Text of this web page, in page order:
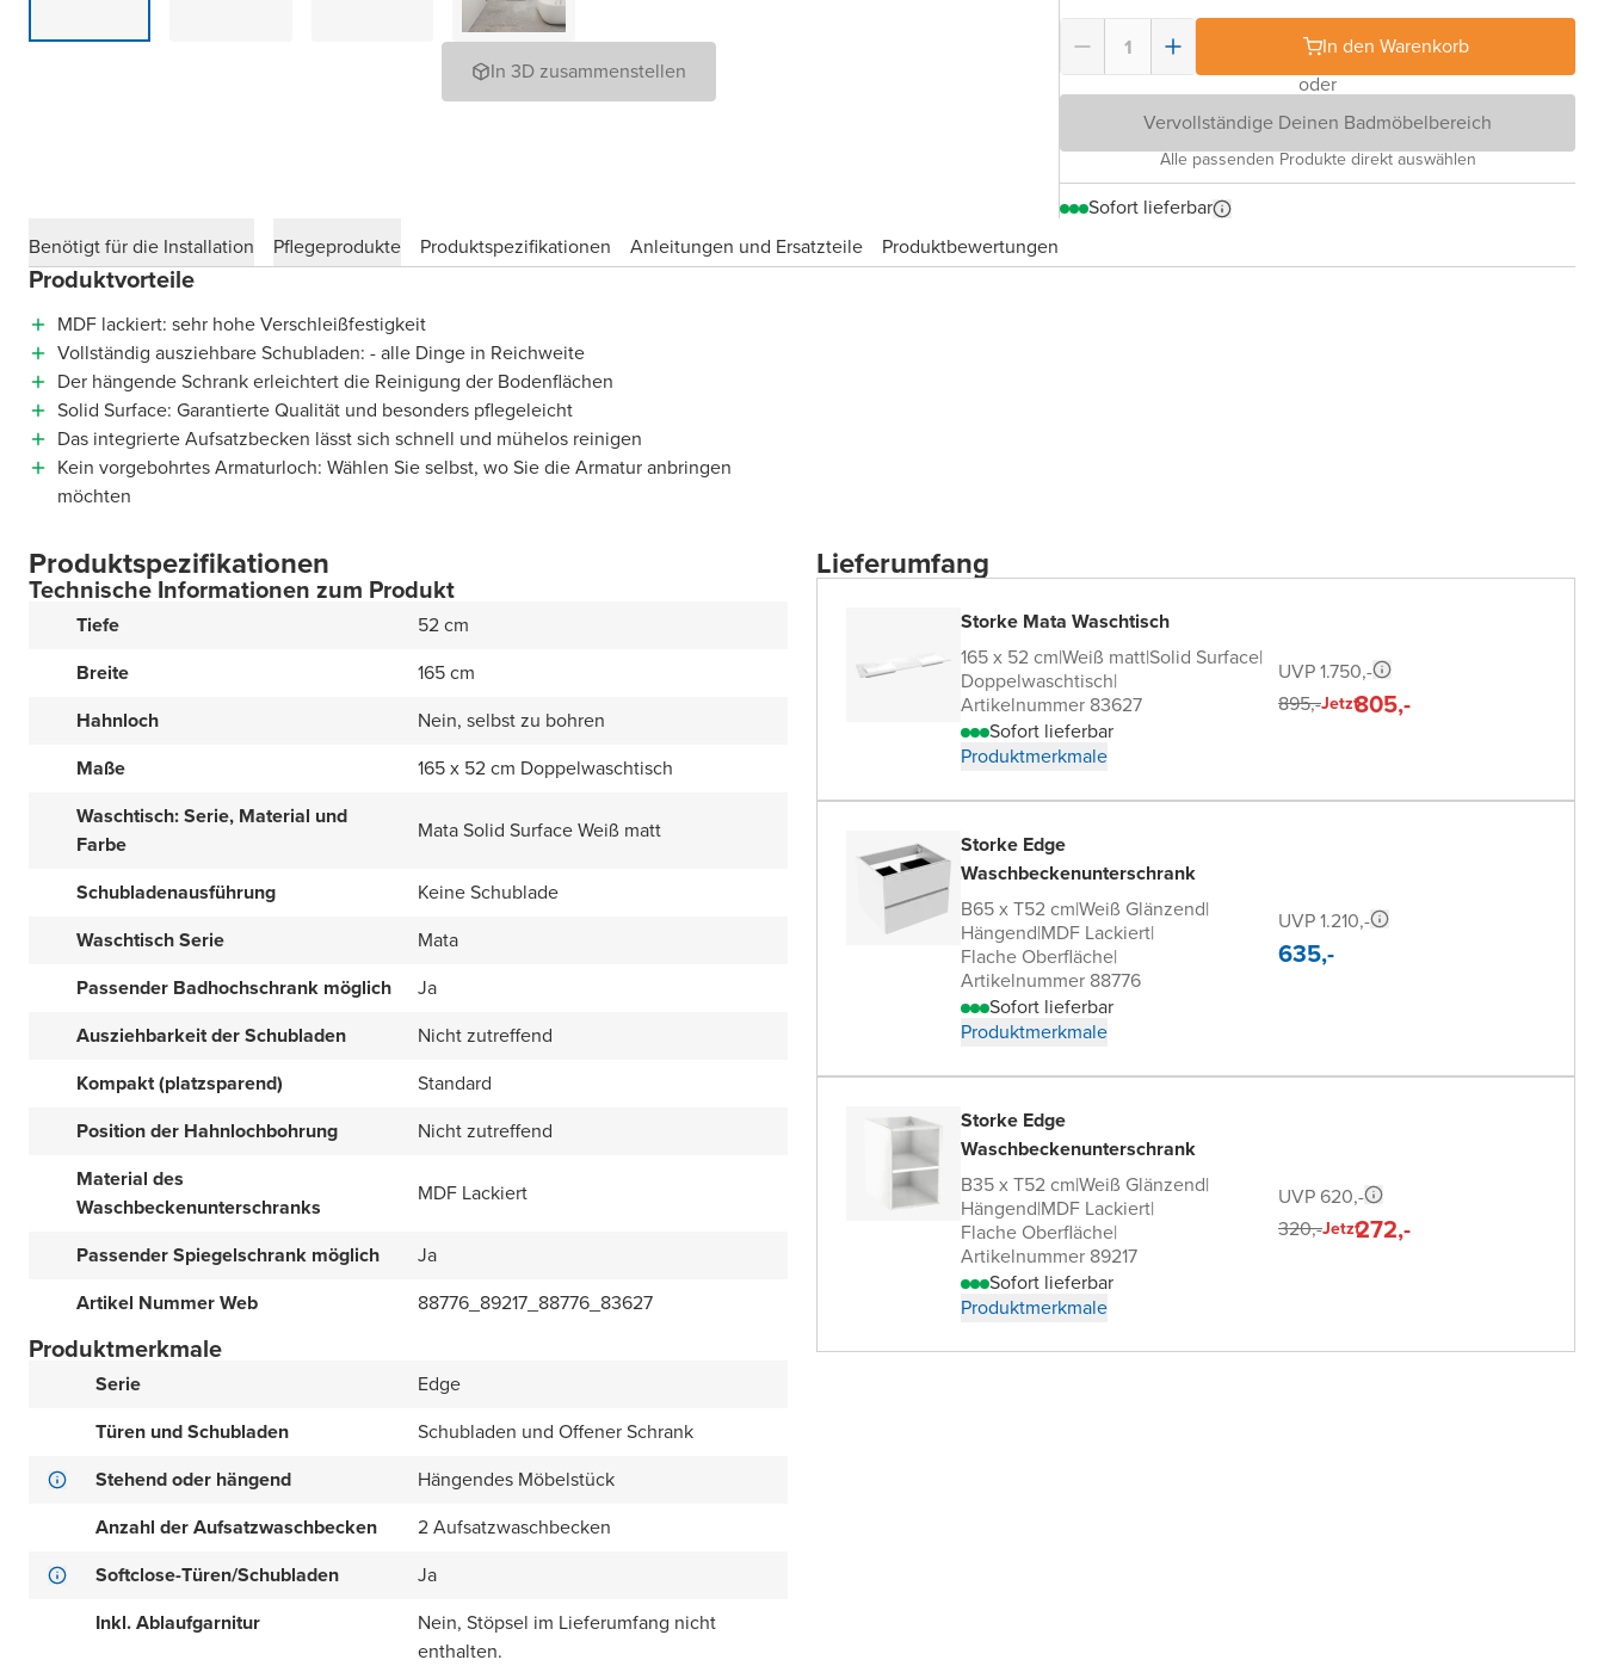
In 3D zusammenstellen
In den Warenkorb
oder
Vervollständige Deinen Badmöbelbereich
Alle passenden Produkte direkt auswählen
Sofort lieferbar
Benötigt für die Installation
Pflegeprodukte Produktspezifikationen Anleitungen und Ersatzteile Produktbewertungen
Produktvorteile
MDF lackiert: sehr hohe Verschleißfestigkeit
Vollständig ausziehbare Schubladen: - alle Dinge in Reichweite
Der hängende Schrank erleichtert die Reinigung der Bodenflächen
Solid Surface: Garantierte Qualität und besonders pflegeleicht
Das integrierte Aufsatzbecken lässt sich schnell und mühelos reinigen
Kein vorgebohrtes Armaturloch: Wählen Sie selbst, wo Sie die Armatur anbringen
möchten
Produktspezifikationen
Technische Informationen zum Produkt
Tiefe
52 cm
Breite
165 cm
Hahnloch
Nein, selbst zu bohren
Maße
165 x 52 cm Doppelwaschtisch
Waschtisch: Serie, Material und
Farbe
Mata Solid Surface Weiß matt
Schubladenausführung
Keine Schublade
Waschtisch Serie
Mata
Passender Badhochschrank möglich
Ja
Ausziehbarkeit der Schubladen
Nicht zutreffend
Kompakt (platzsparend)
Standard
Position der Hahnlochbohrung
Nicht zutreffend
Material des
Waschbeckenunterschranks
MDF Lackiert
Passender Spiegelschrank möglich
Ja
Artikel Nummer Web
88776_89217_88776_83627
Produktmerkmale
Serie
Edge
Türen und Schubladen
Schubladen und Offener Schrank
Stehend oder hängend
Hängendes Möbelstück
Anzahl der Aufsatzwaschbecken
2 Aufsatzwaschbecken
Softclose-Türen/Schubladen
Ja
Inkl. Ablaufgarnitur
Nein, Stöpsel im Lieferumfang nicht
enthalten.
Lieferumfang
Storke Mata Waschtisch
165 x 52 cm|Weiß matt|Solid Surface|
Doppelwaschtisch|
Artikelnummer 83627
Sofort lieferbar
Produktmerkmale
UVP 1.750,-
895,-Jetzt805,-
Storke Edge
Waschbeckenunterschrank
B65 x T52 cm|Weiß Glänzend|
Hängend|MDF Lackiert|
Flache Oberfläche|
Artikelnummer 88776
Sofort lieferbar
Produktmerkmale
UVP 1.210,-
635,-
Storke Edge
Waschbeckenunterschrank
B35 x T52 cm|Weiß Glänzend|
Hängend|MDF Lackiert|
Flache Oberfläche|
Artikelnummer 89217
Sofort lieferbar
Produktmerkmale
UVP 620,-
320,-Jetzt272,-